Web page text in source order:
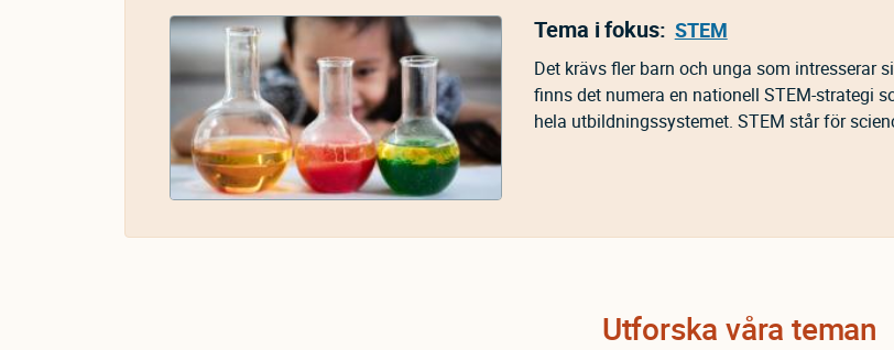
Tema i fokus: STEM
Det krävs fler barn och unga som intresserar
finns det numera en nationell STEM-strategi
hela utbildningssystemet. STEM står för
Utforska våra teman